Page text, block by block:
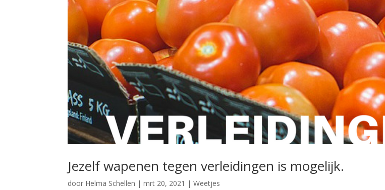
Jezelf wapenen tegen verleidingen is mogelijk.
door Helma Schellen |mrt 20, 2021 |Weetjes